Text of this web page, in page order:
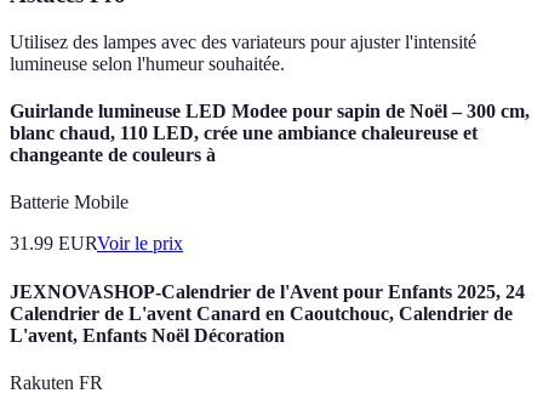
Utilisez des lampes avec des variateurs pour ajuster l'intensité
lumineuse selon l'humeur souhaitée.
Guirlande lumineuse LED Modee pour sapin de Noël – 300 cm,
blanc chaud, 110 LED, crée une ambiance chaleureuse et
changeante de couleurs à
Batterie Mobile
31.99 EURVoir le prix
JEXNOVASHOP-Calendrier de l'Avent pour Enfants 2025, 24
Calendrier de L'avent Canard en Caoutchouc, Calendrier de
L'avent, Enfants Noël Décoration
Rakuten FR